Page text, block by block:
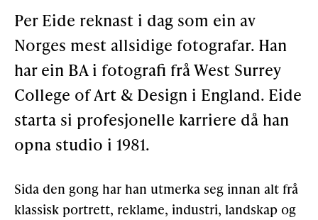
Bidra til lokalhistorie
Støtteannonsørar
OM ULSTEIN HISTORIELAG
Kontakt oss
Om oss
Levd liv
Per Eide reknast i dag som ein av
Norges mest allsidige fotografar. Han
har ein BA i fotografi frå West Surrey
College of Art & Design i England. Eide
starta si profesjonelle karriere då han
opna studio i 1981.
Sida den gong har han utmerka seg innan alt frå
klassisk portrett, reklame, industri, landskap og